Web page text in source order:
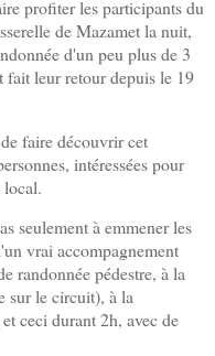
profiter les participants du
de Mazamet la nuit,
d'un peu plus de 3
fait leur retour depuis le 19
faire découvrir cet
intéressées pour
local.
seulement à emmener les
vrai accompagnement
randonnée pédestre, à la
sur le circuit), à la
ceci durant 2h, avec de